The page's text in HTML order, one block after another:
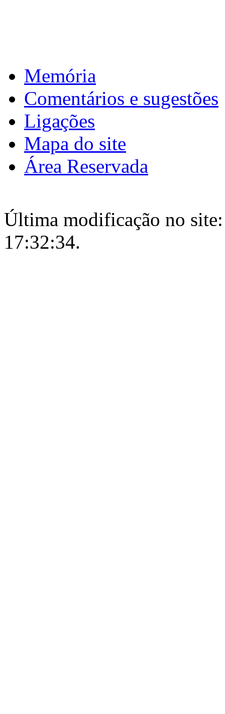
Memória
Comentários e sugestões
Ligações
Mapa do site
Área Reservada
Última modificação no
17:32:34.